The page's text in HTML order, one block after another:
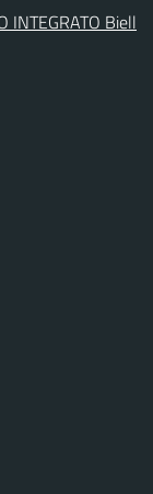
INTEGRATO Biell